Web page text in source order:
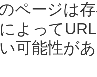
ページは
よって
可能性が